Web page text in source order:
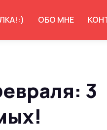
ОБО МНЕ
3